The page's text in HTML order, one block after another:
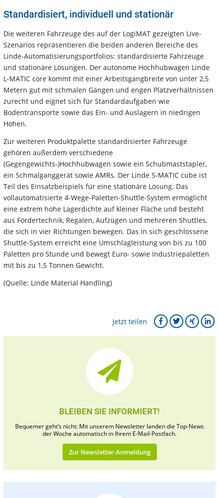
Standardisiert, individuell und stationär
Die weiteren Fahrzeuge des auf der LogiMAT gezeigten Live-
Szenarios repräsentieren die beiden anderen Bereiche des
Linde-Automatisierungsportfolios: standardisierte Fahrzeuge
und stationäre Lösungen. Der autonome Hochhubwagen Linde
L-MATIC core kommt mit einer Arbeitsgangbreite von unter 2,5
Metern gut mit schmalen Gängen und engen Platzverhältnissen
zurecht und eignet sich für Standardaufgaben wie
Bodentransporte sowie das Ein- und Auslagern in niedrigen
Höhen.
Zur weiteren Produktpalette standardisierter Fahrzeuge
gehören außerdem verschiedene
(Gegengewichts-)Hochhubwagen sowie ein Schubmaststapler,
ein Schmalganggerät sowie AMRs. Der Linde S-MATIC cube ist
Teil des Einsatzbeispiels für eine stationäre Lösung. Das
vollautomatisierte 4-Wege-Paletten-Shuttle-System ermöglicht
eine extrem hohe Lagerdichte auf kleiner Fläche und besteht
aus Fördertechnik, Regalen, Aufzügen und mehreren Shuttles,
die sich in vier Richtungen bewegen. Das in sich geschlossene
Shuttle-System erreicht eine Umschlagleistung von bis zu 100
Paletten pro Stunde und bewegt Euro- sowie Industriepaletten
mit bis zu 1,5 Tonnen Gewicht.
(Quelle: Linde Material Handling)
Jetzt teilen
BLEIBEN SIE INFORMIERT!
Bequemer geht’s nicht: Mit unserem Newsletter landen die Top-News
der Woche automatisch in Ihrem E-Mail-Postfach.
Zur Newsletter-Anmeldung